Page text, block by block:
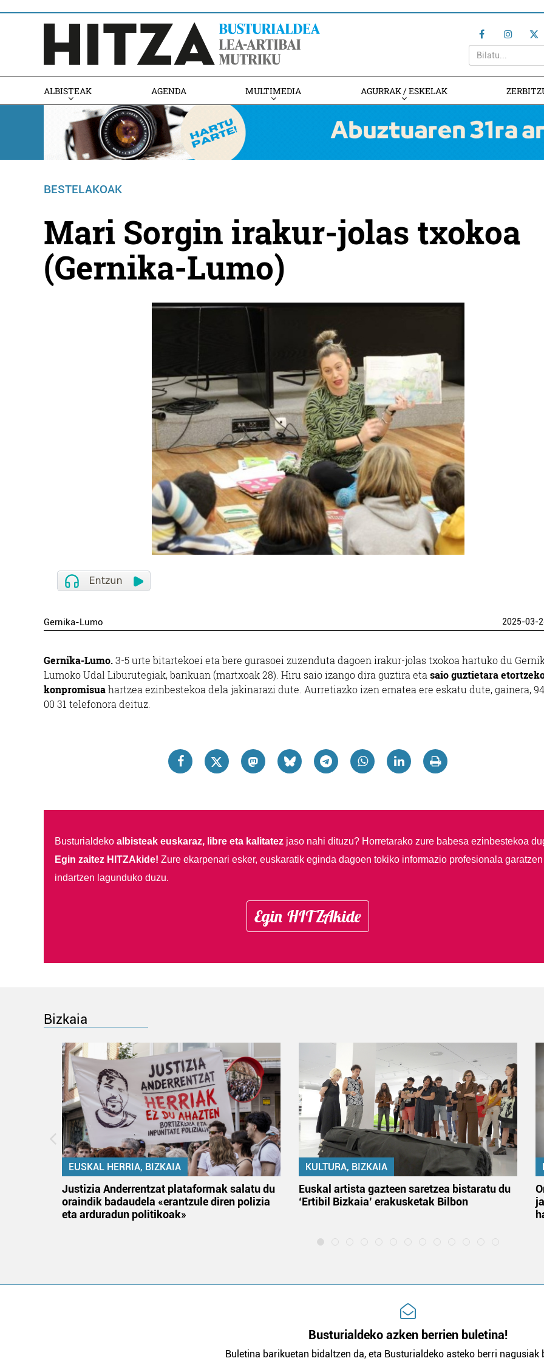
ALBISTEAK AGENDA MULTIMEDIA AGURRAK / ESKELAK
BESTELAKOAK
Mari Sorgin irakur-jolas txokoa
(Gernika-Lumo)
Gernika-Lumo 2025-03-
Gernika-Lumo.3-5 urte bitartekoei eta bere gurasoei zuzenduta dagoen irakur-jolas txokoa hartuko du
Lumoko Udal Liburutegiak, barikuan (martxoak 28). Hiru saio izango dira guztira eta saio guztietara
konpromisuahartzea ezinbestekoa dela jakinarazi dute. Aurretiazko izen ematea ere eskatu dute, gainera,
00 31 telefonora deituz.
Busturialdeko albisteak euskaraz, libre eta kalitatezjaso nahi dituzu? Horretarako zure babesa ezinbestekoa
Egin zaitez HITZAkide! Zure ekarpenari esker, euskaratik eginda dagoen tokiko informazio profesionala garatzen
indartzen lagunduko duzu.
Egin HITZAkide
Bizkaia
EUSKAL HERRIA, BIZKAIA
Justizia Anderrentzat plataformak salatu du
oraindik badaudela «erantzule diren polizia
eta arduradun politikoak»
KULTURA, BIZKAIA
Euskal artista gazteen saretzea bistaratu du
‘Ertibil Bizkaia’ erakusketak Bilbon
Busturialdeko azken berrien buletina!
Buletina barikuetan bidaltzen da, eta Busturialdeko asteko berri nagusiak